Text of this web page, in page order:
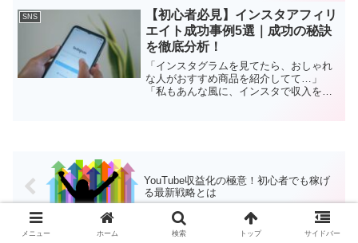
ん。しかし、正しい知識と戦略を持って
取り組めば、決して不可...
SNS
【初心者必見】インスタアフィリ
エイト成功事例5選｜成功の秘訣
を徹底分析！
「インスタグラムを見てたら、おしゃれ
な人がおすすめ商品を紹介してて…」
「私もあんな風に、インスタで収入を得
YouTube収益化の極意！初心者でも稼げ
る最新戦略とは
メニュー ホーム 検索 トップ サイドバー